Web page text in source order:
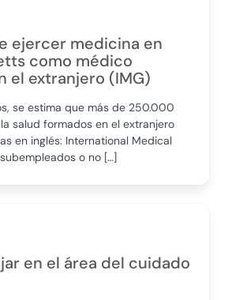
ejercer medicina en
como médico
el extranjero (IMG)
se estima que más de 250.000
salud formados en el extranjero
en inglés: International Medical
o no […]
en el área del cuidado